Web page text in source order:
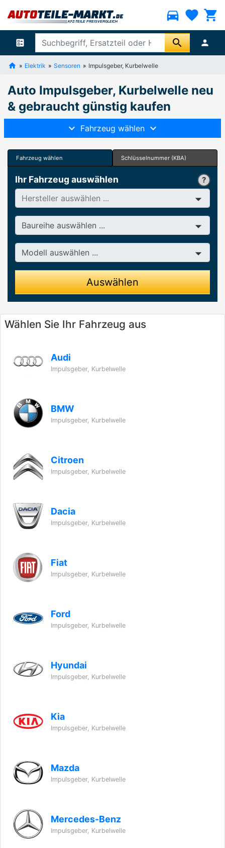
directions_car favorite shopping_cart
ballot search person
Elektrik Sensoren Impulsgeber, Kurbelwelle
Auto Impulsgeber, Kurbelwelle neu
& gebraucht günstig kaufen
Fahrzeug wählen
Fahrzeug wählen Schlüsselnummer (KBA)
Ihr Fahrzeug auswählen
Hersteller
Baureihe
Modell
Auswählen
Wählen Sie Ihr Fahrzeug aus
Audi
Impulsgeber, Kurbelwelle
BMW
Impulsgeber, Kurbelwelle
Citroen
Impulsgeber, Kurbelwelle
Dacia
Impulsgeber, Kurbelwelle
Fiat
Impulsgeber, Kurbelwelle
Ford
Impulsgeber, Kurbelwelle
Hyundai
Impulsgeber, Kurbelwelle
Kia
Impulsgeber, Kurbelwelle
Mazda
Impulsgeber, Kurbelwelle
Mercedes-Benz
Impulsgeber, Kurbelwelle